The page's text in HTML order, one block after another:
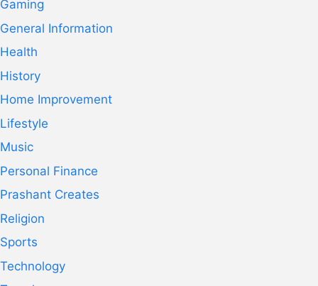
Gaming
General Information
Health
History
Home Improvement
Lifestyle
Music
Personal Finance
Prashant Creates
Religion
Sports
Technology